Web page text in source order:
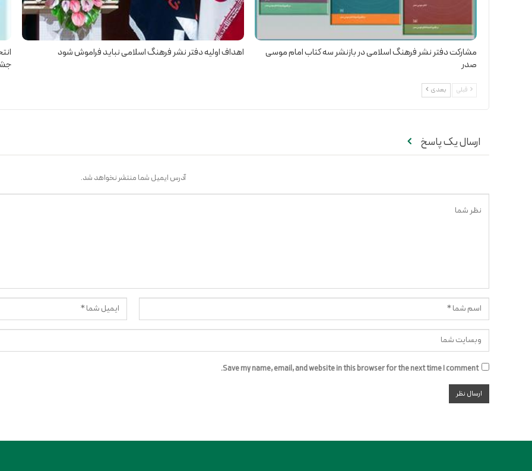
مشارکت دفتر نشر فرهنگ اسلامی در بازنشر سه کتاب امام موسی
صدر
اهداف اولیه دفتر نشر فرهنگ اسلامی نباید فراموش شود
قبلی بعدی
ارسال یک پاسخ
آدرس ایمیل شما منتشر نخواهد شد.
Save my name, email, and website in this browser for the next time I comment.